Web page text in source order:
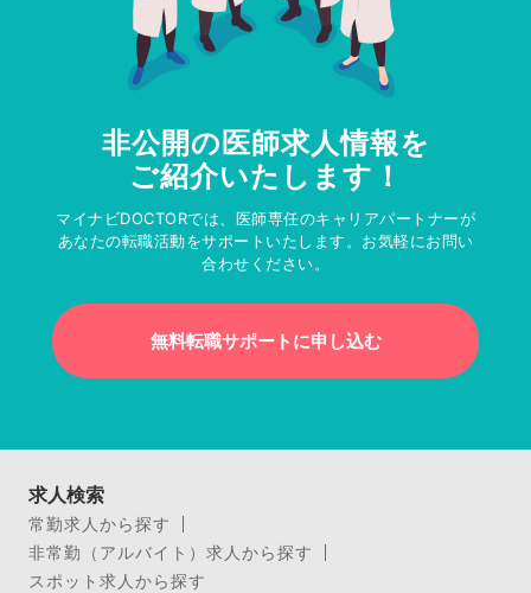
非公開の医師求人情報を
ご紹介いたします！
マイナビDOCTORでは、医師専任のキャリアパートナーが
あなたの転職活動をサポートいたします。お気軽にお問い
合わせください。
無料転職サポートに申し込む
求人検索
常勤求人から探す
非常勤（アルバイト）求人から探す
スポット求人から探す